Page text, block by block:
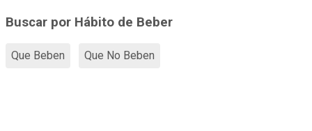
Buscar por Hábito de Beber
Que Beben Que No Beben